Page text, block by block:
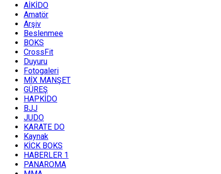
AİKİDO
Amatör
Arşiv
Beslenmee
BOKS
CrossFit
Duyuru
Fotogaleri
MİX MANŞET
GÜREŞ
HAPKİDO
BJJ
JUDO
KARATE DO
Kaynak
KİCK BOKS
HABERLER 1
PANAROMA